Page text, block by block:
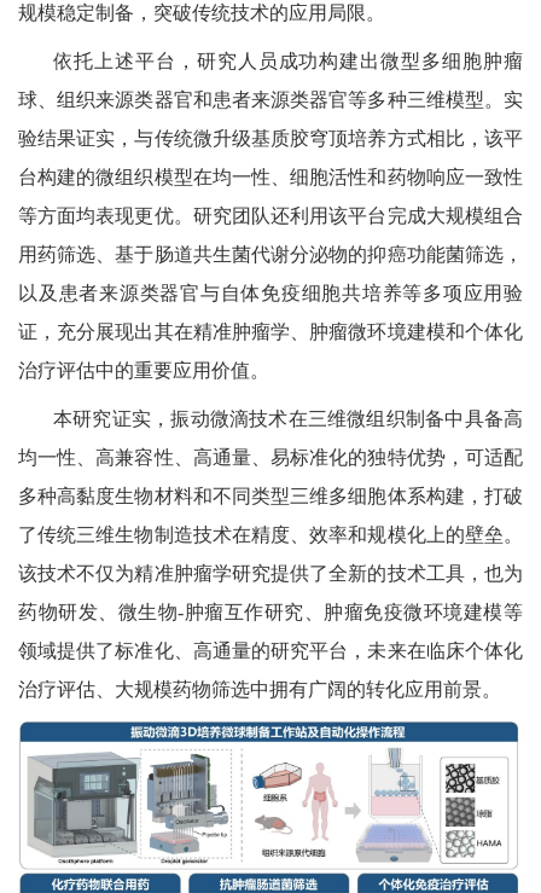
规模稳定制备，突破传统技术的应用局限。
依托上述平台，研究人员成功构建出微型多细胞肿瘤
球、组织来源类器官和患者来源类器官等多种三维模型。实
验结果证实，与传统微升级基质胶穹顶培养方式相比，该平
台构建的微组织模型在均一性、细胞活性和药物响应一致性
等方面均表现更优。研究团队还利用该平台完成大规模组合
用药筛选、基于肠道共生菌代谢分泌物的抑癌功能菌筛选，
以及患者来源类器官与自体免疫细胞共培养等多项应用验
证，充分展现出其在精准肿瘤学、肿瘤微环境建模和个体化
治疗评估中的重要应用价值。
本研究证实，振动微滴技术在三维微组织制备中具备高
均一性、高兼容性、高通量、易标准化的独特优势，可适配
多种高黏度生物材料和不同类型三维多细胞体系构建，打破
了传统三维生物制造技术在精度、效率和规模化上的壁垒。
该技术不仅为精准肿瘤学研究提供了全新的技术工具，也为
药物研发、微生物-肿瘤互作研究、肿瘤免疫微环境建模等
领域提供了标准化、高通量的研究平台，未来在临床个体化
治疗评估、大规模药物筛选中拥有广阔的转化应用前景。